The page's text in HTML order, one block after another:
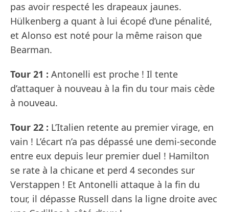
pas avoir respecté les drapeaux jaunes.
Hülkenberg a quant à lui écopé d’une pénalité,
et Alonso est noté pour la même raison que
Bearman.
Tour 21 : Antonelli est proche ! Il tente
d’attaquer à nouveau à la fin du tour mais cède
à nouveau.
Tour 22 : L’Italien retente au premier virage, en
vain ! L’écart n’a pas dépassé une demi-seconde
entre eux depuis leur premier duel ! Hamilton
se rate à la chicane et perd 4 secondes sur
Verstappen ! Et Antonelli attaque à la fin du
tour, il dépasse Russell dans la ligne droite avec